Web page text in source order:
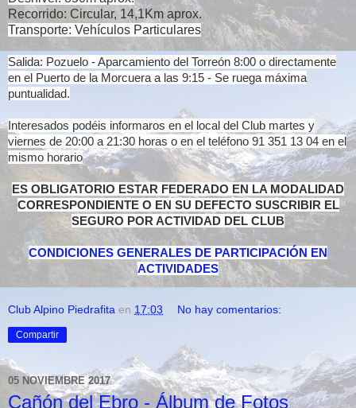
Recorrido: Circular, 14,1Km aprox.
Transporte: Vehículos Particulares
Salida: Pozuelo - Aparcamiento del Torreón 8:00 o directamente
en el Puerto de la Morcuera a las 9:15 - Se ruega máxima
puntualidad.
Interesados podéis informaros en el local del Club martes y
viernes de 20:00 a 21:30 horas o en el teléfono 91 351 13 04 en el
mismo horario
ES OBLIGATORIO ESTAR FEDERADO EN LA MODALIDAD
CORRESPONDIENTE O EN SU DEFECTO SUSCRIBIR EL
SEGURO POR ACTIVIDAD DEL CLUB
CONDICIONES GENERALES DE PARTICIPACIÓN EN
ACTIVIDADES
Club Alpino Piedrafita en 17:03 No hay comentarios:
Compartir
05 NOVIEMBRE 2017
Cañón del Ebro - Álbum de Fotos